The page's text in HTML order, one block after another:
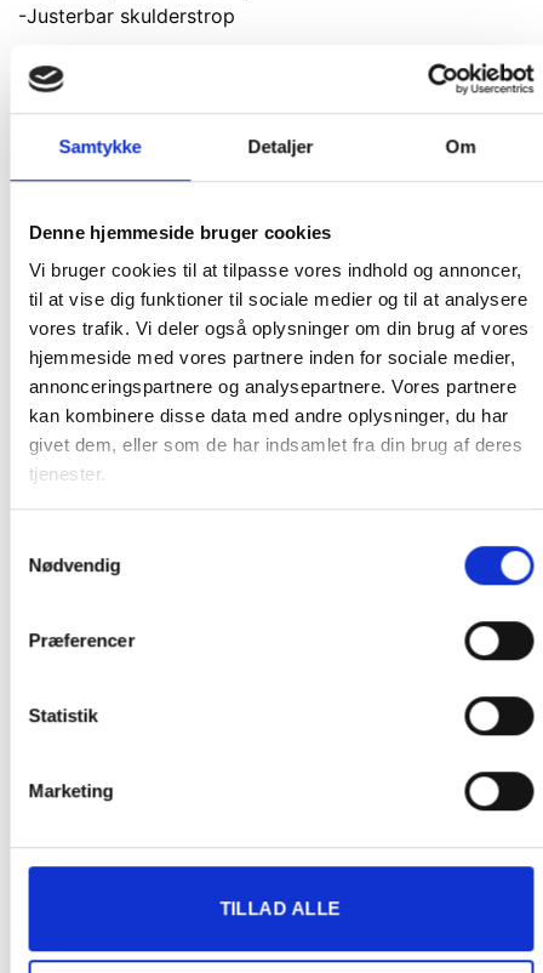
Samtykke Detaljer Om
Denne hjemmeside bruger cookies
Vi bruger cookies til at tilpasse vores indhold og annoncer,
til at vise dig funktioner til sociale medier og til at analysere
vores trafik. Vi deler også oplysninger om din brug af vores
hjemmeside med vores partnere inden for sociale medier,
annonceringspartnere og analysepartnere. Vores partnere
kan kombinere disse data med andre oplysninger, du har
givet dem, eller som de har indsamlet fra din brug af deres
tjenester.
Nødvendig
Præferencer
Statistik
Marketing
TILLAD ALLE
-Justerbar skulderstrop
En nem og gennemskuelig handel
Ikke på lager
Kategori:Tablet tilbehør
BESKRIVELSE
GOLLA Messenger Taske COOPER 11″ Netbooks
RELATEREDE VARER
Tilføj til